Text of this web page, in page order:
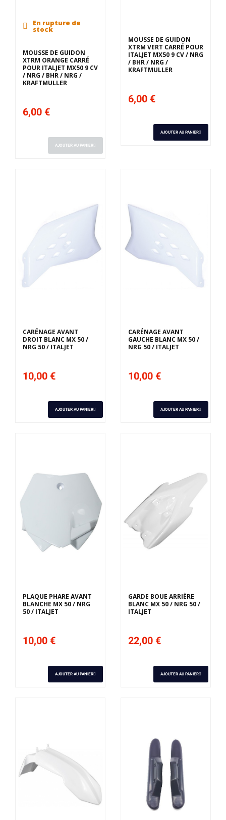
En rupture de
stock
MOUSSE DE GUIDON
XTRM ORANGE CARRÉ
POUR ITALJET MX50 9 CV
/ NRG / BHR / NRG /
KRAFTMULLER
6,00 €
AJOUTER AU PANIER
MOUSSE DE GUIDON
XTRM VERT CARRÉ POUR
ITALJET MX50 9 CV / NRG
/ BHR / NRG /
KRAFTMULLER
6,00 €
AJOUTER AU PANIER
CARÉNAGE AVANT
DROIT BLANC MX 50 /
NRG 50 / ITALJET
10,00 €
AJOUTER AU PANIER
CARÉNAGE AVANT
GAUCHE BLANC MX 50 /
NRG 50 / ITALJET
10,00 €
AJOUTER AU PANIER
PLAQUE PHARE AVANT
BLANCHE MX 50 / NRG
50 / ITALJET
10,00 €
AJOUTER AU PANIER
GARDE BOUE ARRIÈRE
BLANC MX 50 / NRG 50 /
ITALJET
22,00 €
AJOUTER AU PANIER